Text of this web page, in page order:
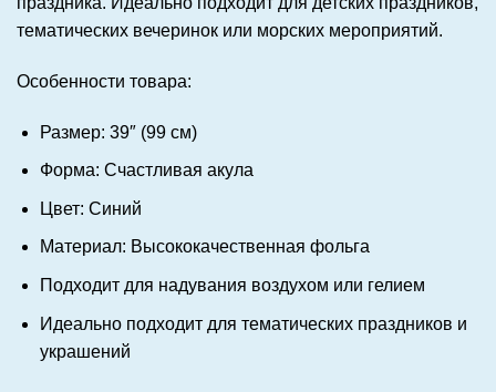
тематических вечеринок или морских мероприятий.
Особенности товара:
Размер: 39″ (99 см)
Форма: Счастливая акула
Цвет: Синий
Материал: Высококачественная фольга
Подходит для надувания воздухом или гелием
Идеально подходит для тематических праздников и
украшений